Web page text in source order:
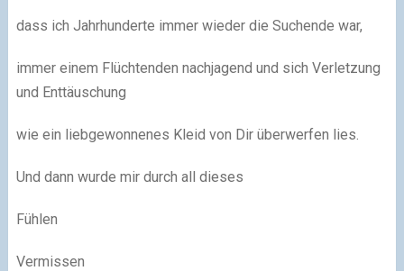
dass ich Jahrhunderte immer wieder die Suchende war,
immer einem Flüchtenden nachjagend und sich Verletzung
und Enttäuschung
wie ein liebgewonnenes Kleid von Dir überwerfen lies.
Und dann wurde mir durch all dieses
Fühlen
Vermissen